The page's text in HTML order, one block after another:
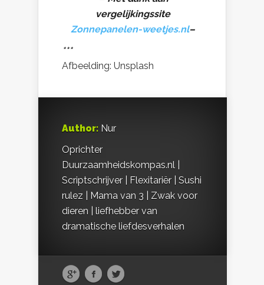
vergelijkingssite
Zonnepanelen-weetjes.nl–
***
Afbeelding: Unsplash
Author: Nur
Oprichter
Duurzaamheidskompas.nl |
Scriptschrijver | Flexitariër | Sushi
rulez | Mama van 3 | Zwak voor
dieren | liefhebber van
dramatische liefdesverhalen